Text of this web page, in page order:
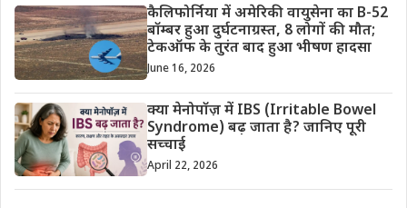
कैलिफोर्निया में अमेरिकी वायुसेना का B-52
बॉम्बर हुआ दुर्घटनाग्रस्त, 8 लोगों की मौत;
टेकऑफ के तुरंत बाद हुआ भीषण हादसा
June 16, 2026
क्या मेनोपॉज़ में IBS (Irritable Bowel
Syndrome) बढ़ जाता है? जानिए पूरी
सच्चाई
April 22, 2026